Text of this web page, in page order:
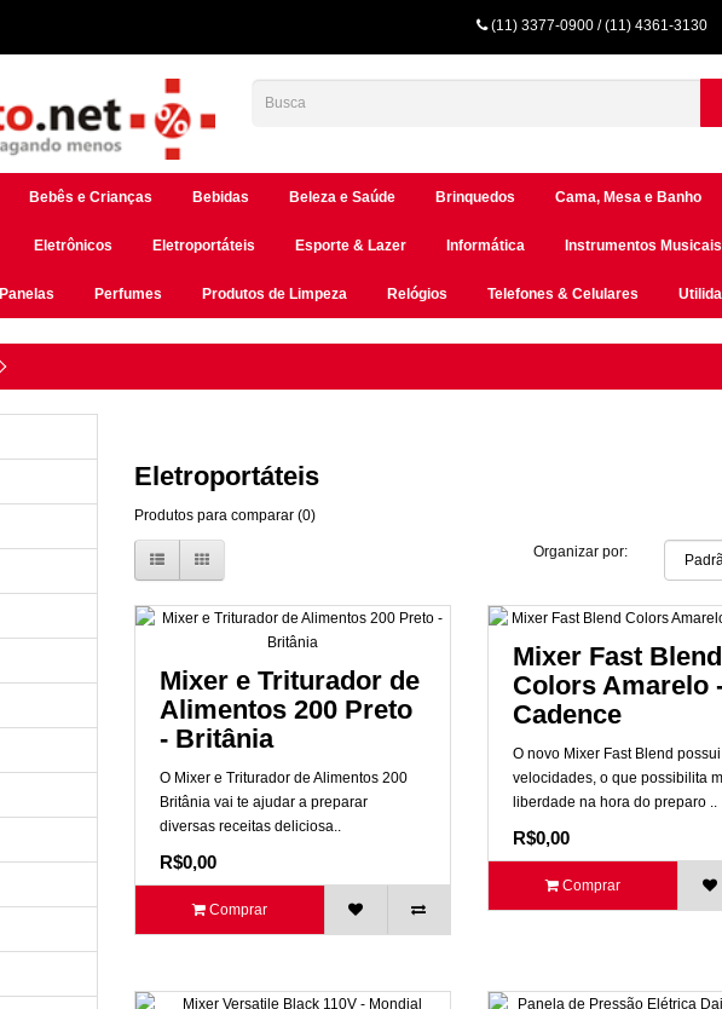
(11) 3377-0900 / (11) 4361-3130
Bebês e Crianças Bebidas Beleza e Saúde Brinquedos Cama, Mesa e Banho
Eletrônicos Eletroportáteis Esporte & Lazer Informática Instrumentos Musicais
Panelas Perfumes Produtos de Limpeza Relógios Telefones & Celulares
Eletroportáteis
Produtos para comparar (0)
Organizar por:
Mixer e Triturador de
Alimentos 200 Preto
- Britânia
O Mixer e Triturador de Alimentos 200
Britânia vai te ajudar a preparar
diversas receitas deliciosa..
R$0,00
Comprar
Mixer Fast Blend
Colors Amarelo
Cadence
O novo Mixer Fast Blend possui
velocidades, o que possibilita
liberdade na hora do preparo ..
R$0,00
Comprar